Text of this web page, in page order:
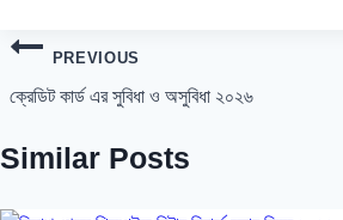
Post
navigation
PREVIOUS
ক্রেডিট কার্ড এর সুবিধা ও অসুবিধা ২০২৬
Similar Posts